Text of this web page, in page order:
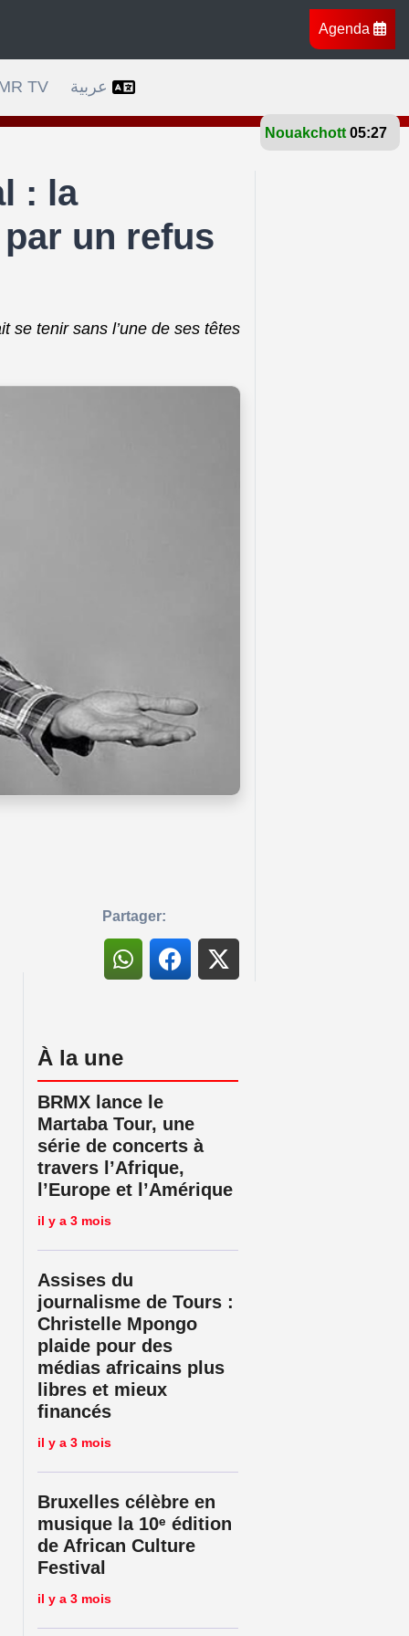
Agenda
Bruxelles
Nouakchott 27°
TV
: la
un refus
se tenir sans l’une de ses têtes
Partager:
par un refus de visa
À la une
BRMX lance le
Martaba Tour, une
série de concerts à
travers l’Afrique,
l’Europe et l’Amérique
il y a 3 mois
Assises du
journalisme de Tours :
Christelle Mpongo
plaide pour des
médias africains plus
libres et mieux
financés
il y a 3 mois
Bruxelles célèbre en
musique la 10ᵉ édition
de African Culture
Festival
il y a 3 mois